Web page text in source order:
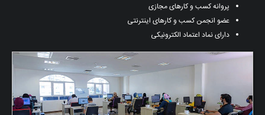
پروانه کسب و کارهای مجازی
عضو انجمن کسب و کارهای اینترنتی
دارای نماد اعتماد الکترونیکی